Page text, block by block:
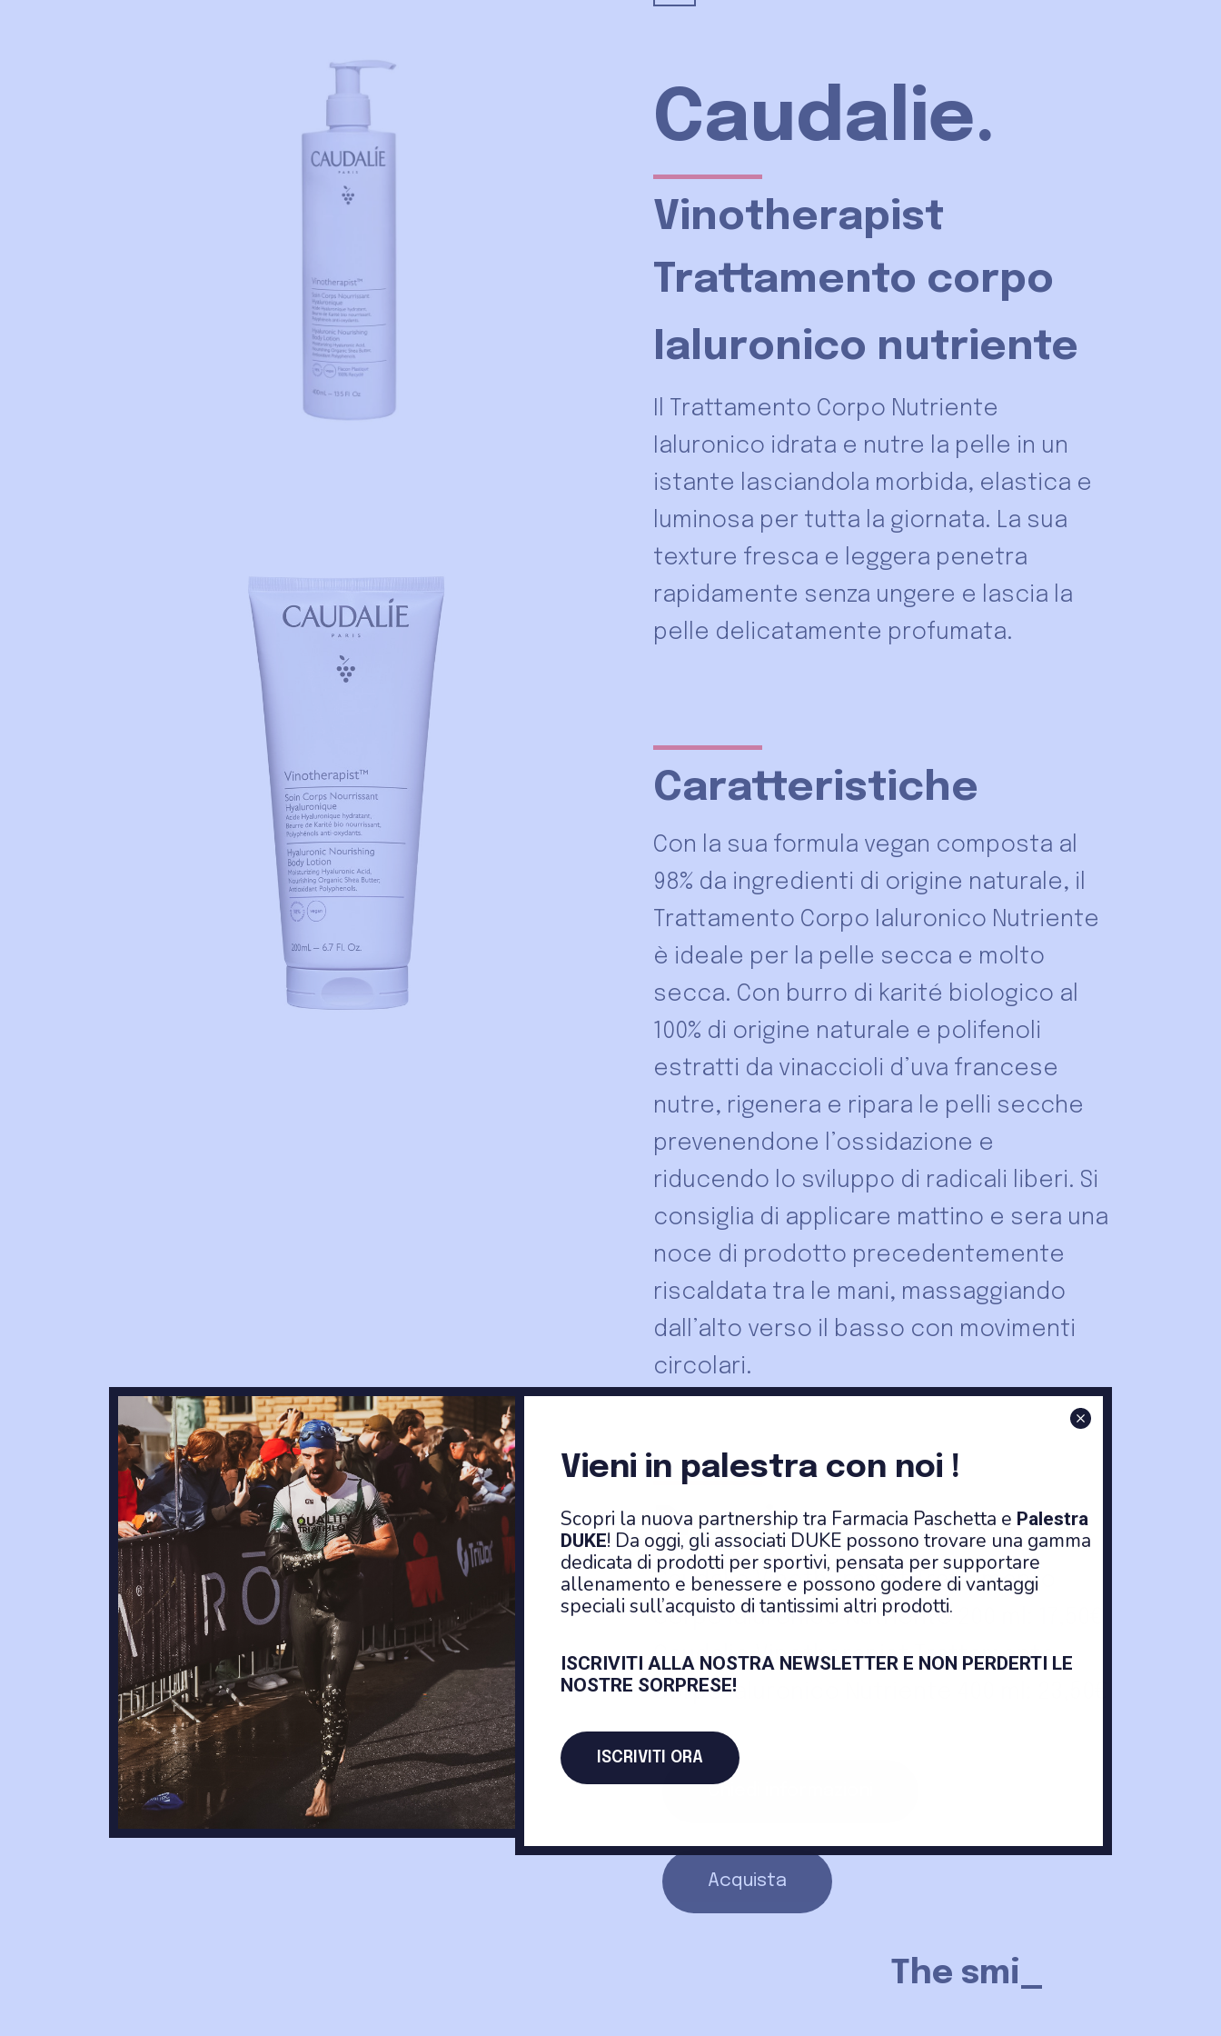
Caudalie.
Vinotherapist
Trattamento corpo
Ialuronico nutriente
Il Trattamento Corpo Nutriente
Ialuronico idrata e nutre la pelle in un
istante lasciandola morbida, elastica e
luminosa per tutta la giornata. La sua
texture fresca e leggera penetra
rapidamente senza ungere e lascia la
pelle delicatamente profumata.
Caratteristiche
Con la sua formula vegan composta al
98% da ingredienti di origine naturale, il
Trattamento Corpo Ialuronico Nutriente
è ideale per la pelle secca e molto
secca. Con burro di karité biologico al
100% di origine naturale e polifenoli
estratti da vinaccioli d’uva francese
nutre, rigenera e ripara le pelli secche
prevenendone l’ossidazione e
riducendo lo sviluppo di radicali liberi. Si
consiglia di applicare mattino e sera una
noce di prodotto precedentemente
riscaldata tra le mani, massaggiando
dall’alto verso il basso con movimenti
circolari.
Prezzi
Caudalie Vinotherapist Trattamento
Corpo Ialuronico Nutriente 200 ml: 17,50€
Caudalie Vinotherapist Trattamento
Corpo Ialuronico Nutriente 400 ml: 23,50€
Acquista
The smiles
Vieni in palestra con noi !
Scopri la nuova partnership tra Farmacia Paschetta e Palestra
DUKE! Da oggi, gli associati DUKE possono trovare una gamma
dedicata di prodotti per sportivi, pensata per supportare
allenamento e benessere e possono godere di vantaggi
speciali sull’acquisto di tantissimi altri prodotti.
ISCRIVITI ALLA NOSTRA NEWSLETTER E NON PERDERTI LE
NOSTRE SORPRESE!
ISCRIVITI ORA